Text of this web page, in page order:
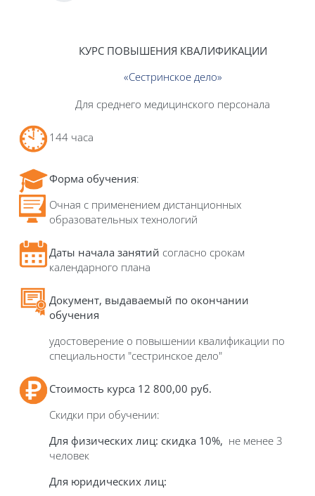
КУРС ПОВЫШЕНИЯ КВАЛИФИКАЦИИ
«Сестринское дело»
Для среднего медицинского персонала
144 часа
Форма обучения:
Очная с применением дистанционных
образовательных технологий
Даты начала занятий согласно срокам
календарного плана
Документ, выдаваемый по окончании
обучения
удостоверение о повышении квалификации по
специальности "сестринское дело"
Стоимость курса 12 800,00 руб.
Скидки при обучении:
Для физических лиц: скидка 10%, не менее 3
человек
Для юридических лиц: